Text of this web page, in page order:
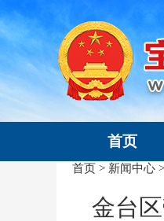
首页
首页 > 新闻中心 >
金台